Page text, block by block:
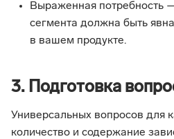
Выраженная потребность
сегмента должна быть
в вашем продукте.
3. Подготовка
Универсальных вопросов для
количество и содержание